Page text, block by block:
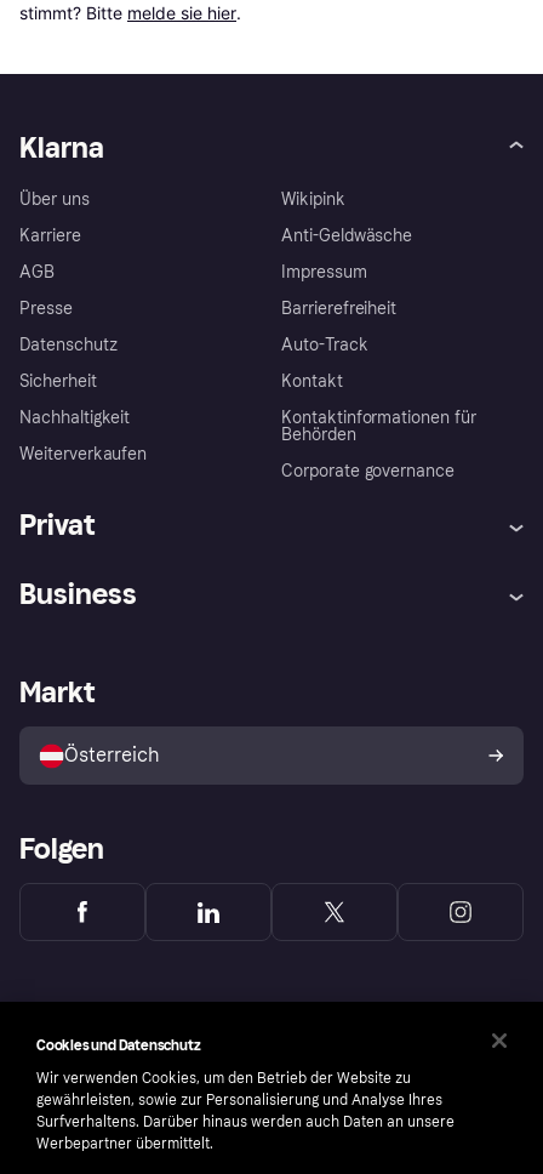
stimmt? Bitte melde sie hier.
Klarna
Über uns
Karriere
AGB
Presse
Datenschutz
Sicherheit
Nachhaltigkeit
Weiterverkaufen
Wikipink
Anti-Geldwäsche
Impressum
Barrierefreiheit
Auto-Track
Kontakt
Kontaktinformationen für
Behörden
Corporate governance
Privat
Shops entdecken
Business
Händlerportal
Markt
Österreich
Folgen
Cookies und Datenschutz
Wir verwenden Cookies, um den Betrieb der Website zu
gewährleisten, sowie zur Personalisierung und Analyse Ihres
Surfverhaltens. Darüber hinaus werden auch Daten an unsere
Werbepartner übermittelt.